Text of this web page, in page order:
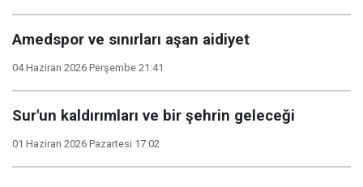
Amedspor ve sınırları aşan aidiyet
04 Haziran 2026 Perşembe 21:41
Sur'un kaldırımları ve bir şehrin geleceği
01 Haziran 2026 Pazartesi 17:02